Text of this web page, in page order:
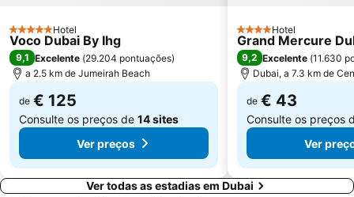
Airport Terminal 1 Metro Station
Ibn Battuta Metro Station
Emirates Golf Club
Al Barsha South
5 EstrelasHotel
Voco Dubai By Ihg
9,1 Excelente (29.204 pontuações)
a 2.5 km de Jumeirah Beach
de € 125
Consulte os preços de 14 sites
Ver preços
4 Estrelas
Hotel
Grand Mercure
9,2 Excelente (11.630
Dubai, a 7.3 km de
de € 43
Consulte os preços
Ver
Ver todas as estadias em Dubai